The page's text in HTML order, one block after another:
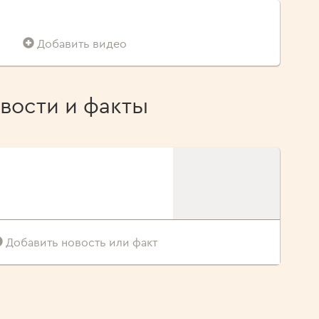
Добавить видео
и факты
Добавить новость или факт